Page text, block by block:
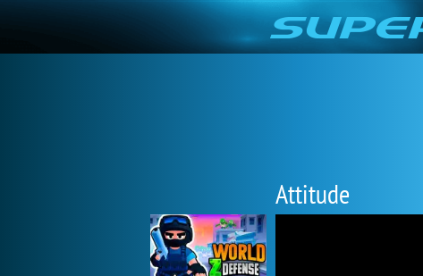
Attitude